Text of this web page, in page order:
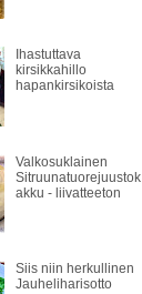
Ihastuttava
kirsikkahillo
hapankirsikoista
Valkosuklainen
Sitruunatuorejuustok
akku - liivatteeton
Siis niin herkullinen
Jauheliharisotto